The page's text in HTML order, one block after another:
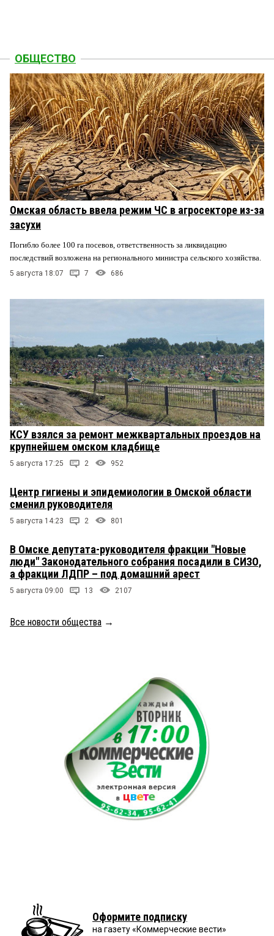
ОБЩЕСТВО
Омская область ввела режим ЧС в агросекторе из-за
засухи
Погибло более 100 га посевов, ответственность за ликвидацию
последствий возложена на регионального министра сельского хозяйства.
5 августа 18:07 7 686
КСУ взялся за ремонт межквартальных проездов на
крупнейшем омском кладбище
5 августа 17:25 2 952
Центр гигиены и эпидемиологии в Омской области
сменил руководителя
5 августа 14:23 2 801
В Омске депутата-руководителя фракции "Новые
люди" Законодательного собрания посадили в СИЗО,
а фракции ЛДПР – под домашний арест
5 августа 09:00 13 2107
Все новости общества →
Оформите подписку
на газету «Коммерческие вести»